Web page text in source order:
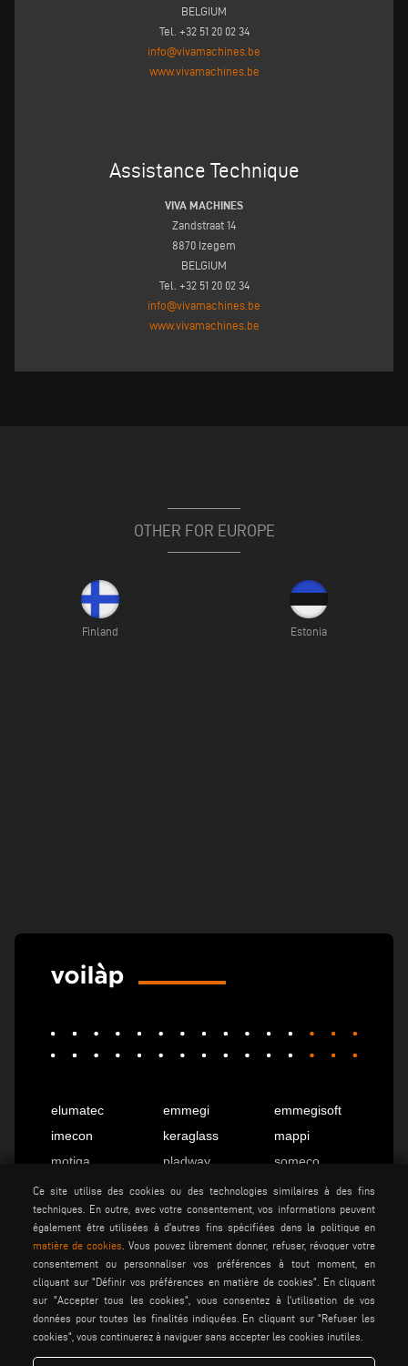
BELGIUM
Tel. +32 51 20 02 34
info@vivamachines.be
www.vivamachines.be
Assistance Technique
VIVA MACHINES
Zandstraat 14
8870 Izegem
BELGIUM
Tel. +32 51 20 02 34
info@vivamachines.be
www.vivamachines.be
OTHER FOR EUROPE
Finland Estonia
elumatec emmegi
emmegisoft
imecon
keraglass
mappi
motiqa
pladway
someco
stuga
stürtz
tekna
voilàp
voilàpdigital
Français info@tekna.it
be the change
Ce site utilise des cookies ou des technologies similaires à des fins
techniques. En outre, avec votre consentement, vos informations peuvent
également être utilisées à d'autres fins spécifiées dans la politique en
matière de cookies
. Vous pouvez librement donner, refuser, révoquer votre
consentement ou personnaliser vos préférences à tout moment, en
cliquant sur "Définir vos préférences en matière de cookies". En cliquant
sur "Accepter tous les cookies", vous consentez à l'utilisation de vos
données pour toutes les finalités indiquées. En cliquant sur "Refuser les
cookies", vous continuerez à naviguer sans accepter les cookies inutiles.